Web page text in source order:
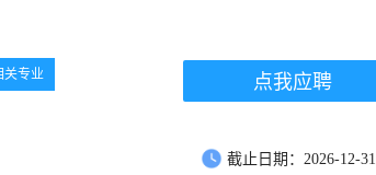
关专业 点我应聘
截止日期：2026-12-31